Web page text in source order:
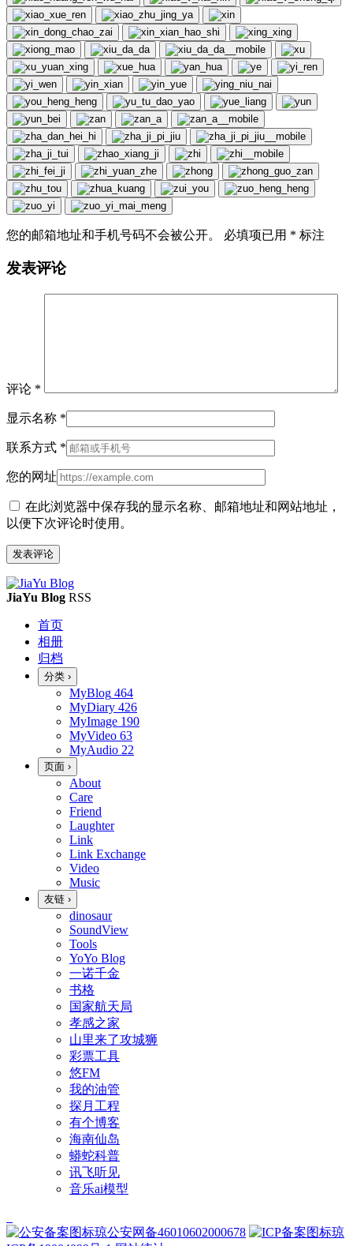
您的邮箱地址和手机号码不会被公开。 必填项已用 * 标注
发表评论
评论 *
显示名称 *
联系方式 *
您的网址
在此浏览器中保存我的显示名称、邮箱地址和网站地址，
以便下次评论时使用。
JiaYu Blog RSS
首页
相册
归档
分类 ›
MyBlog 464
MyDiary 426
MyImage 190
MyVideo 63
MyAudio 22
页面 ›
About
Care
Friend
Laughter
Link
Link Exchange
Video
Music
友链 ›
dinosaur
SoundView
Tools
YoYo Blog
一诺千金
书格
国家航天局
孝感之家
山里来了攻城狮
彩票工具
悠FM
我的油管
探月工程
有个博客
海南仙岛
蟒蛇科普
讯飞听见
音乐ai模型
琼公安网备46010602000678
琼